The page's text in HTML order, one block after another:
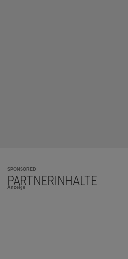
SPONSORED
PARTNERINHALTE
Anzeige